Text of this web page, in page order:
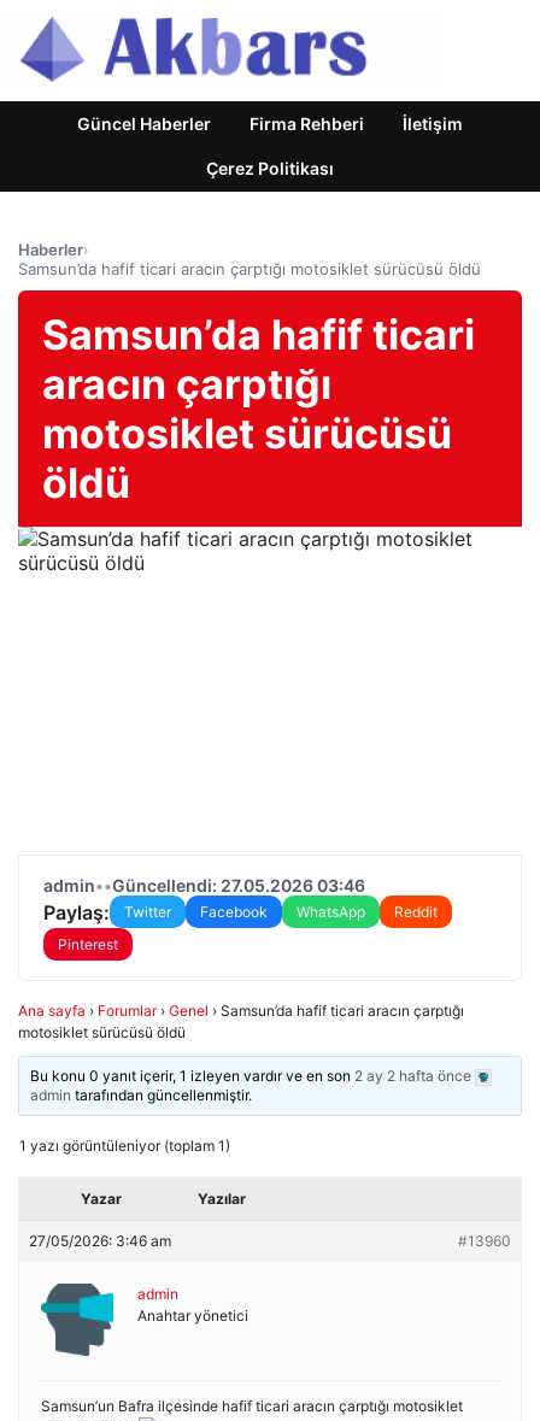
Güncel Haberler Firma Rehberi İletişim
Çerez Politikası
Haberler›
Samsun’da hafif ticari aracın çarptığı motosiklet sürücüsü öldü
Samsun’da hafif ticari
aracın çarptığı
motosiklet sürücüsü
öldü
admin••Güncellendi: 27.05.2026 03:46
Paylaş: Twitter Facebook WhatsApp
Reddit
Pinterest
Ana sayfa › Forumlar › Genel › Samsun’da hafif ticari aracın çarptığı
motosiklet sürücüsü öldü
Bu konu 0 yanıt içerir, 1 izleyen vardır ve en son 2 ay 2 hafta önce
admin tarafından güncellenmiştir.
1 yazı görüntüleniyor (toplam 1)
Yazar Yazılar
27/05/2026: 3:46 am #13960
admin
Anahtar yönetici
Samsun’un Bafra ilçesinde hafif ticari aracın çarptığı motosiklet